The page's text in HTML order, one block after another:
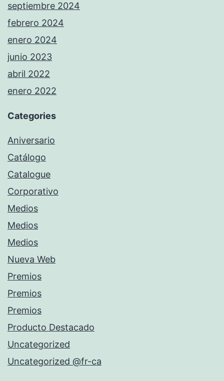
septiembre 2024
febrero 2024
enero 2024
junio 2023
abril 2022
enero 2022
Categories
Aniversario
Catálogo
Catalogue
Corporativo
Medios
Medios
Medios
Nueva Web
Premios
Premios
Premios
Producto Destacado
Uncategorized
Uncategorized @fr-ca